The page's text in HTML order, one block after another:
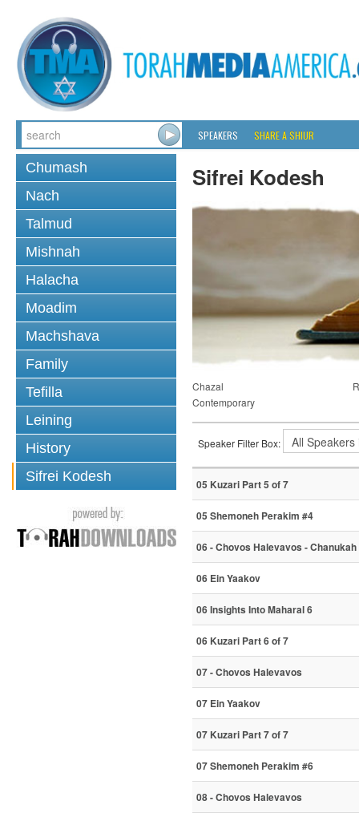
SPEAKERS SHARE A SHIUR
Chumash
Nach
Talmud
Mishnah
Halacha
Moadim
Machshava
Family
Tefilla
Leining
History
Sifrei Kodesh
Sifrei Kodesh
Chazal
Contemporary
Speaker Filter Box:
05 Kuzari Part 5 of 7
05 Shemoneh Perakim #4
06 - Chovos Halevavos - Chanukah
06 Ein Yaakov
06 Insights Into Maharal 6
06 Kuzari Part 6 of 7
07 - Chovos Halevavos
07 Ein Yaakov
07 Kuzari Part 7 of 7
07 Shemoneh Perakim #6
08 - Chovos Halevavos